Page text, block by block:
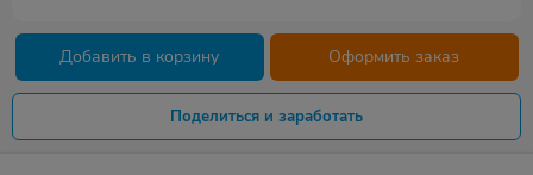
Добавить в корзину Оформить заказ
Поделиться и заработать